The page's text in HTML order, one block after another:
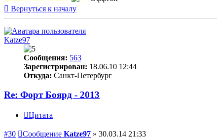
Вернуться к началу
Katze97
Сообщения: 563
Зарегистрирован: 18.06.10 12:44
Откуда: Санкт-Петербург
Re: Форт Боярд - 2013
Цитата
#30 Сообщение Katze97 » 30.03.14 21:33